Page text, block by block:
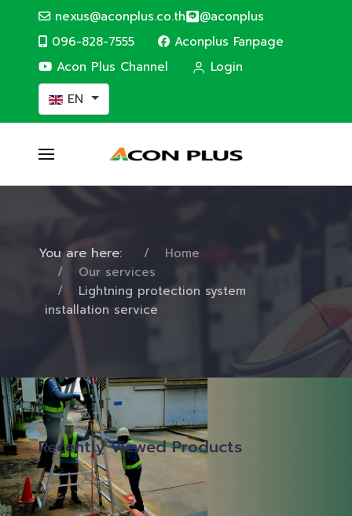
nexus@aconplus.co.th @aconplus
096-828-7555
Aconplus Fanpage
Acon Plus Channel
Login
Select your language
EN
You are here:
Home
Our services
Lightning protection system
installation service
Recently Viewed Products